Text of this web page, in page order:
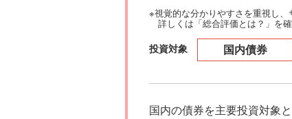
※視覚的な分かりやすさを重視し、
詳しくは「総合評価とは？」を確
投資対象 国内債券
国内の債券を主要投資対象